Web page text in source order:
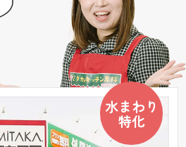
水まわり
特化